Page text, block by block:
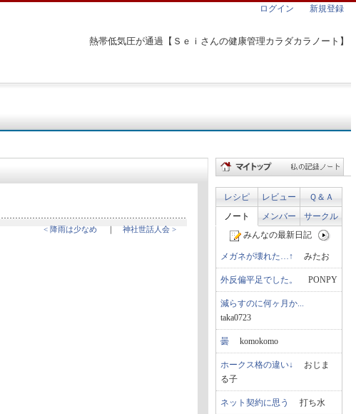
熱帯低気圧が通過【Ｓｅｉさんの健康管理カラダカラノート】
ログイン 新規登録
< 降雨は少なめ ｜ 神社世話人会 >
レシピ レビュー
Ｑ＆Ａ
ノート
メンバー
サークル
みんなの最新日記
メガネが壊れた…↑ みたお
外反偏平足でした。 PONPY
減らすのに何ヶ月か...
taka0723
曇 komokomo
ホークス格の違い↓ おじま
る子
ネット契約に思う 打ち水